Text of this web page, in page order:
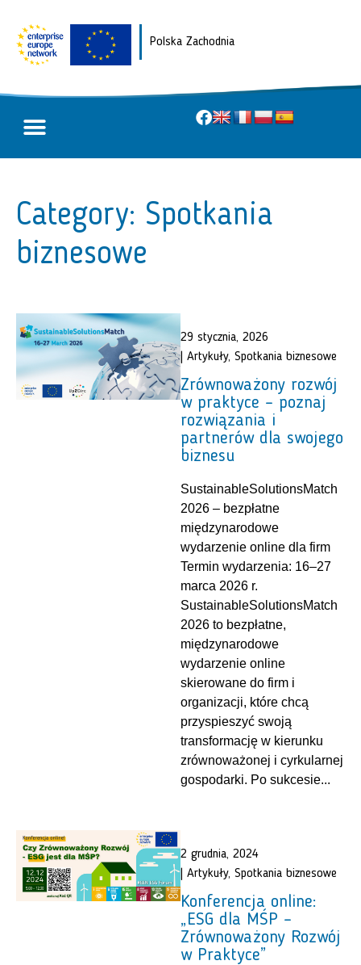
Polska Zachodnia
Category: Spotkania
biznesowe
29 stycznia, 2026
Artykuły, Spotkania biznesowe
Zrównoważony rozwój
w praktyce – poznaj
rozwiązania i
partnerów dla swojego
biznesu
SustainableSolutionsMatch
2026 – bezpłatne
międzynarodowe
wydarzenie online dla firm
Termin wydarzenia: 16–27
marca 2026 r.
SustainableSolutionsMatch
2026 to bezpłatne,
międzynarodowe
wydarzenie online
skierowane do firm i
organizacji, które chcą
przyspieszyć swoją
transformację w kierunku
zrównoważonej i cyrkularnej
gospodarki. Po sukcesie...
2 grudnia, 2024
Artykuły, Spotkania biznesowe
Konferencja online:
„ESG dla MŚP –
Zrównoważony Rozwój
w Praktyce”